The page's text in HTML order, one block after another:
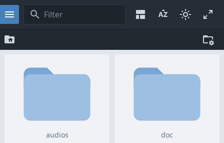
audios doc